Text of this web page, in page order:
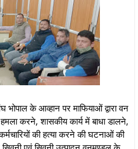
के आव्हान पर माफियाओं द्वारा वन
हमला करने, शासकीय कार्य में बाधा डालने,
की हत्या करने की घटनाओं की